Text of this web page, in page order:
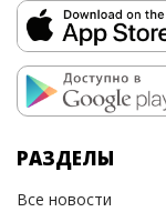
РАЗДЕЛЫ
Все новости